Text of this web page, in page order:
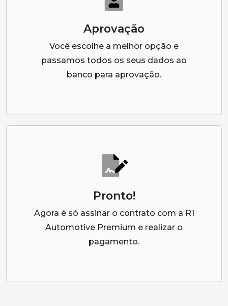
Aprovação
Você escolhe a melhor opção e
passamos todos os seus dados ao
banco para aprovação.
Pronto!
Agora é só assinar o contrato com a R1
Automotive Premium e realizar o
pagamento.